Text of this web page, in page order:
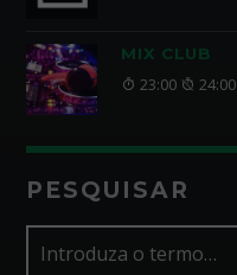
MIX CLUB
23:00 24:00
PESQUISAR